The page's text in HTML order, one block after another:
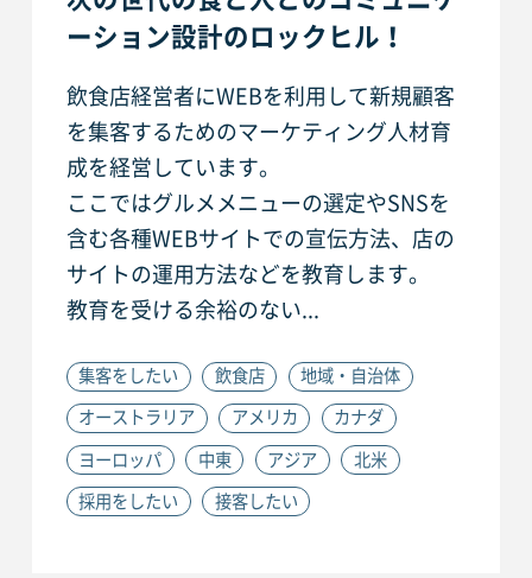
ーション設計のロックヒル！
飲食店経営者にWEBを利用して新規顧客
を集客するためのマーケティング人材育
成を経営しています。
ここではグルメメニューの選定やSNSを
含む各種WEBサイトでの宣伝方法、店の
サイトの運用方法などを教育します。
教育を受ける余裕のない...
集客をしたい 飲食店 地域・自治体
オーストラリア アメリカ カナダ
ヨーロッパ 中東 アジア 北米
採用をしたい 接客したい